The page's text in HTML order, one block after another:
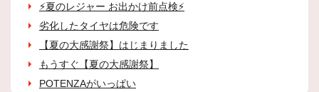
⚡夏のレジャー お出かけ前点検⚡
劣化したタイヤは危険です
【夏の大感謝祭】はじまりました
もうすぐ【夏の大感謝祭】
POTENZAがいっぱい